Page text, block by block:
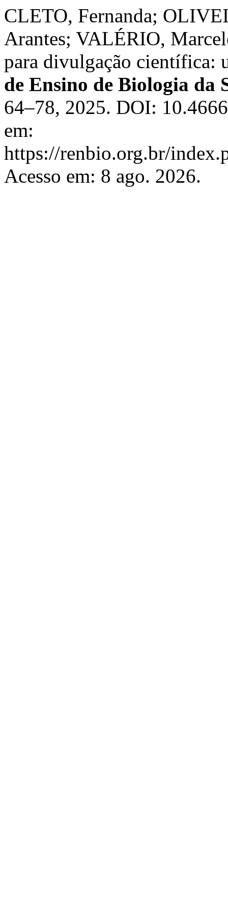
CLETO, Fernanda;
Arantes; VALÉRIO,
para divulgação científica:
de Ensino de Biologia da
64–78, 2025. DOI:
em:
https://renbio.org.br/
Acesso em: 8 ago. 2026.